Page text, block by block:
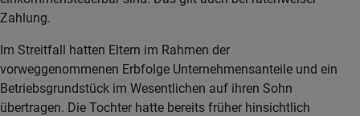
Zahlung.
Im Streitfall hatten Eltern im Rahmen der
vorweggenommenen Erbfolge Unternehmensanteile und ein
Betriebsgrundstück im Wesentlichen auf ihren Sohn
übertragen. Die Tochter hatte bereits früher hinsichtlich